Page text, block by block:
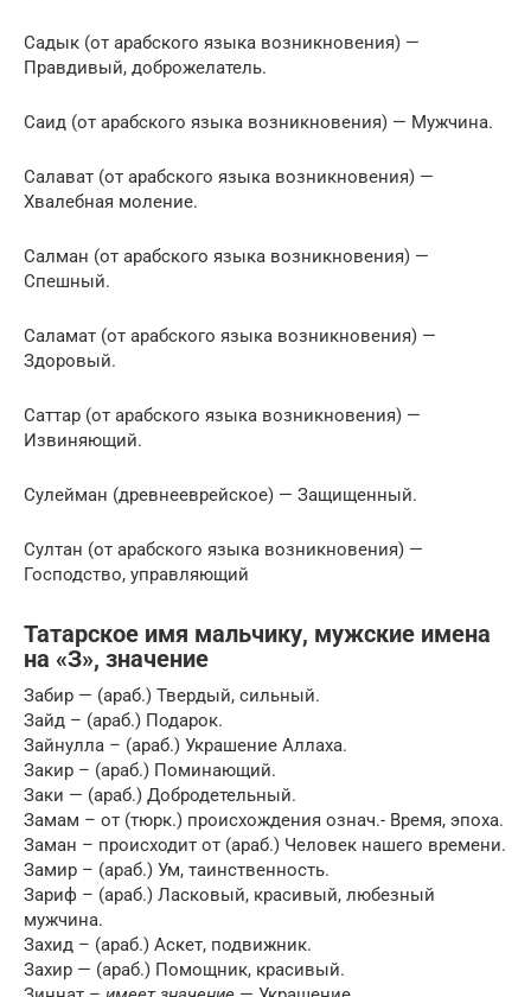
Садык (от арабского языка возникновения) —
Правдивый, доброжелатель.
Саид (от арабского языка возникновения) — Мужчина.
Салават (от арабского языка возникновения) —
Хвалебная моление.
Салман (от арабского языка возникновения) —
Спешный.
Саламат (от арабского языка возникновения) —
Здоровый.
Саттар (от арабского языка возникновения) —
Извиняющий.
Сулейман (древнееврейское) — Защищенный.
Султан (от арабского языка возникновения) —
Господство, управляющий
Татарское имя мальчику, мужские имена
на «З», значение
Забир — (араб.) Твердый, сильный.
Зайд – (араб.) Подарок.
Зайнулла – (араб.) Украшение Аллаха.
Закир – (араб.) Поминающий.
Заки — (араб.) Добродетельный.
Замам – от (тюрк.) происхождения означ.- Время, эпоха.
Заман – происходит от (араб.) Человек нашего времени.
Замир – (араб.) Ум, таинственность.
Зариф – (араб.) Ласковый, красивый, любезный
мужчина.
Захид – (араб.) Аскет, подвижник.
Захир — (араб.) Помощник, красивый.